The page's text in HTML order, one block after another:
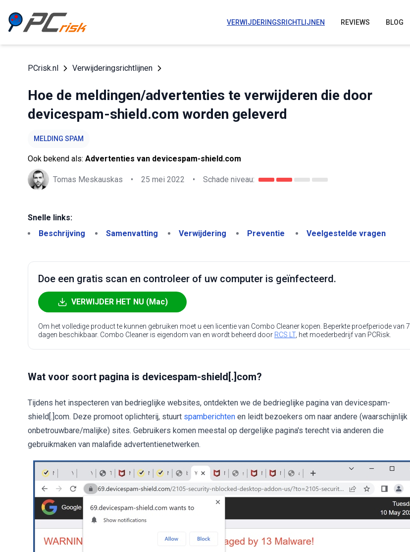
VERWIJDERINGSRICHTLIJNEN REVIEWS BLOG
PCrisk.nl Verwijderingsrichtlijnen
Hoe de meldingen/advertenties te verwijderen die door
devicespam-shield.com worden geleverd
MELDING SPAM
Ook bekend als: Advertenties van devicespam-shield.com
Tomas Meskauskas • 25 mei 2022 • Schade niveau:
Snelle links:
Beschrijving
Samenvatting Verwijdering Preventie Veelgestelde vragen
Doe een gratis scan en controleer of uw computer is geïnfecteerd.
VERWIJDER HET NU (Mac)
Om het volledige product te kunnen gebruiken moet u een licentie van Combo Cleaner kopen. Beperkte proefperiode van 7
dagen beschikbaar. Combo Cleaner is eigendom van en wordt beheerd door RCS LT, het moederbedrijf van PCRisk.
Wat voor soort pagina is devicespam-shield[.]com?
Tijdens het inspecteren van bedrieglijke websites, ontdekten we de bedrieglijke pagina van devicespam-
shield[.]com. Deze promoot oplichterij, stuurt spamberichten en leidt bezoekers om naar andere (waarschijnlijk
onbetrouwbare/malijke) sites. Gebruikers komen meestal op dergelijke pagina's terecht via anderen die
gebruikmaken van malafide advertentienetwerken.